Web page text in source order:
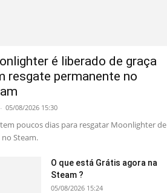
é liberado de graça
resgate permanente no
- 05/08/2026 15:30
poucos dias para resgatar Moonlighter de
no Steam.
O que está Grátis agora na
Steam ?
05/08/2026 15:24